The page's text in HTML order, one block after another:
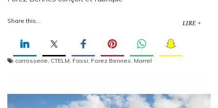
Share this... LIRE +
carrosserie CTELM Fassi Forez Bennes Marrel